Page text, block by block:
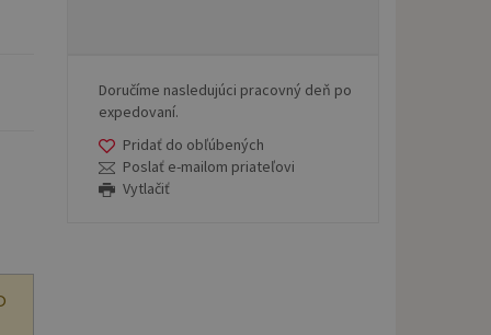
Doručíme nasledujúci pracovný deň po
expedovaní.
Pridať do obľúbených
Poslať e-mailom priateľovi
Vytlačiť